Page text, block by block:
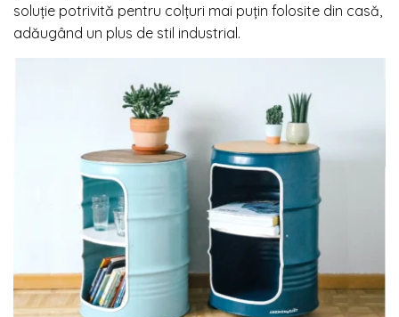
soluție potrivită pentru colțuri mai puțin folosite din casă,
adăugând un plus de stil industrial.